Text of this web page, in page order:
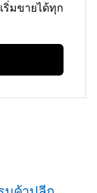
มขายได้ทุก